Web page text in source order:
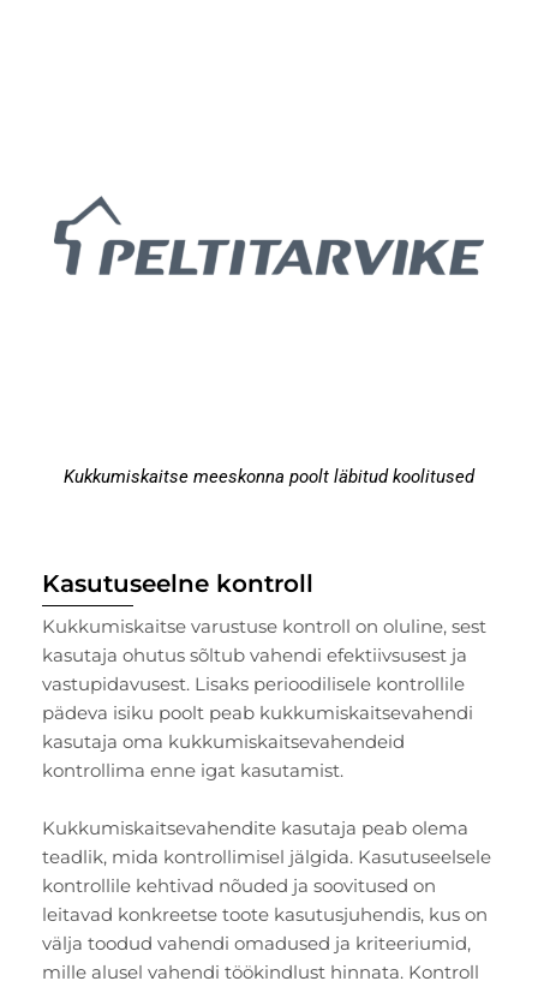
Kukkumiskaitse meeskonna poolt läbitud koolitused
Kasutuseelne kontroll
Kukkumiskaitse varustuse kontroll on oluline, sest
kasutaja ohutus sõltub vahendi efektiivsusest ja
vastupidavusest. Lisaks perioodilisele kontrollile
pädeva isiku poolt peab kukkumiskaitsevahendi
kasutaja oma kukkumiskaitsevahendeid
kontrollima enne igat kasutamist.
Kukkumiskaitsevahendite kasutaja peab olema
teadlik, mida kontrollimisel jälgida. Kasutuseelsele
kontrollile kehtivad nõuded ja soovitused on
leitavad konkreetse toote kasutusjuhendis, kus on
välja toodud vahendi omadused ja kriteeriumid,
mille alusel vahendi töökindlust hinnata. Kontroll